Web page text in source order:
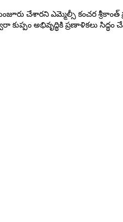
చేశారని ఎమ్మెల్సీ కంచర శ్రీకాంత్
అభివృద్ధికి ప్రణాళికలు సిద్ధం